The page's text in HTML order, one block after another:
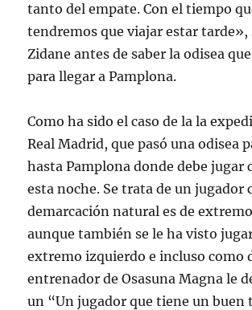
tanto del empate. Con el tiempo
tendremos que viajar estar tarde»,
Zidane antes de saber la odisea
para llegar a Pamplona.
Como ha sido el caso de la la
Real Madrid, que pasó una odisea
hasta Pamplona donde debe jugar
esta noche. Se trata de un jugador
demarcación natural es de
aunque también se le ha visto
extremo izquierdo e incluso como
entrenador de Osasuna Magna le
un “Un jugador que tiene un buen